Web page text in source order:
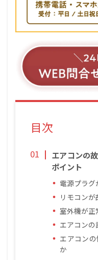
目次
エアコンの
ポイント
電源プラグ
リモコン
室外機が正
エアコンの
エアコン
か